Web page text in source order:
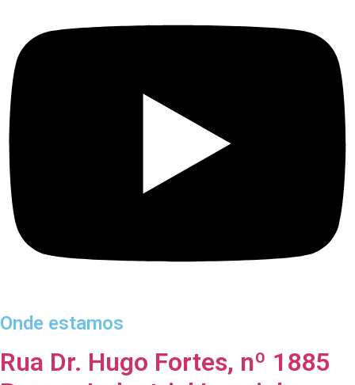
Onde estamos
Rua Dr. Hugo Fortes, nº 1885